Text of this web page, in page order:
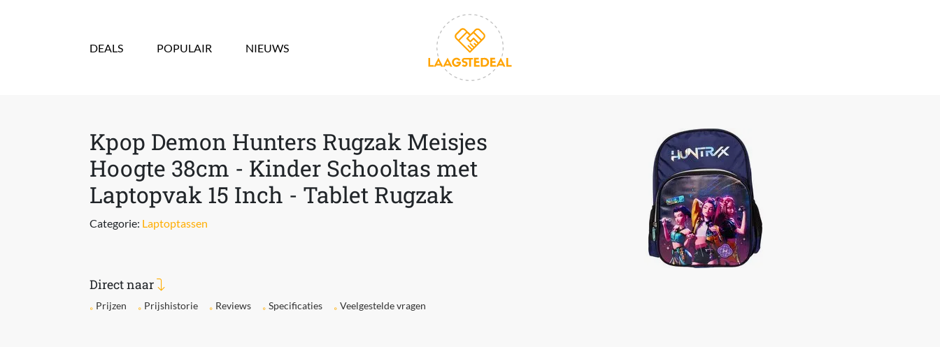
DEALS POPULAIR NIEUWS
Kpop Demon Hunters Rugzak Meisjes
Hoogte 38cm - Kinder Schooltas met
Laptopvak 15 Inch - Tablet Rugzak
Categorie: Laptoptassen
Direct naar
Prijzen Prijshistorie Reviews Specificaties Veelgestelde vragen